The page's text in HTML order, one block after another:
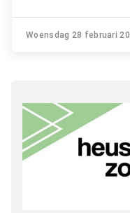
Woensdag 28 februari